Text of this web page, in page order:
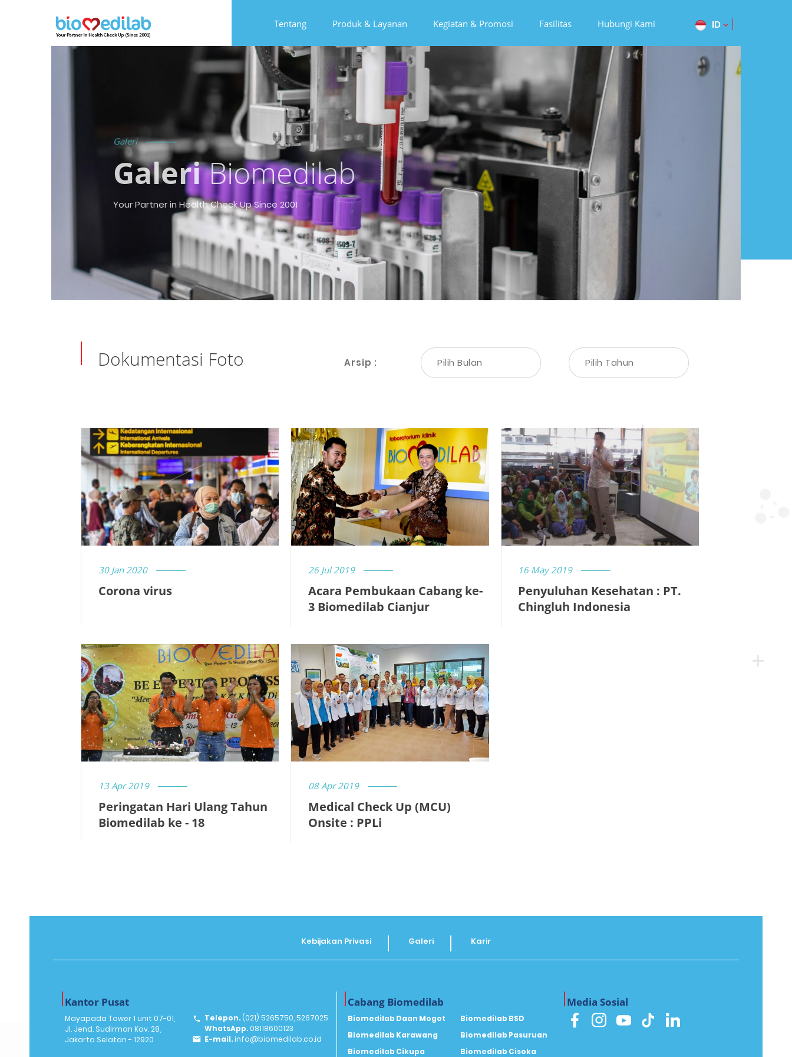
Tentang Produk & Layanan Kegiatan & Promosi Fasilitas Hubungi Kami ID
Galeri
GaleriBiomedilab
Your Partner in Health Check Up Since 2001
Dokumentasi Foto Arsip :
30 Jan 2020
Corona virus
26 Jul 2019
Acara Pembukaan Cabang ke-
3 Biomedilab Cianjur
16 May 2019
Penyuluhan Kesehatan : PT.
Chingluh Indonesia
13 Apr 2019
Peringatan Hari Ulang Tahun
Biomedilab ke - 18
08 Apr 2019
Medical Check Up (MCU)
Onsite : PPLi
Kebijakan Privasi Galeri Karir
Kantor Pusat
Mayapada Tower 1 unit 07-01,
Jl. Jend. Sudirman Kav. 28,
Jakarta Selatan - 12920
Telepon. (021) 5265750, 5267025
WhatsApp. 08118600123
E-mail.info@biomedilab.co.id
Cabang Biomedilab
Biomedilab Daan Mogot
Biomedilab Karawang
Biomedilab Cikupa
Biomedilab BSD
Biomedilab Pasuruan
Biomedilab Cisoka
Media Sosial